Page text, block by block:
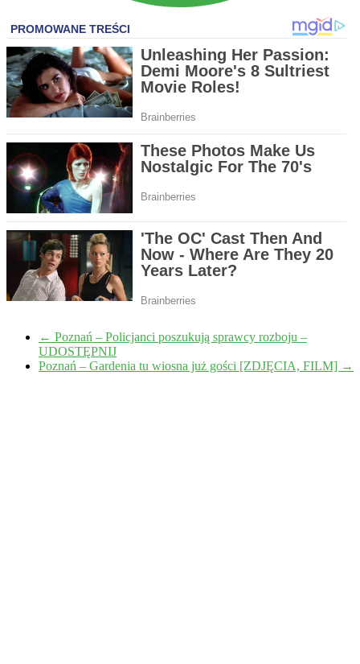
← Poznań – Policjanci poszukują sprawcy rozboju –
UDOSTĘPNIJ
Poznań – Gardenia tu wiosna już gości [ZDJĘCIA, FILM] →